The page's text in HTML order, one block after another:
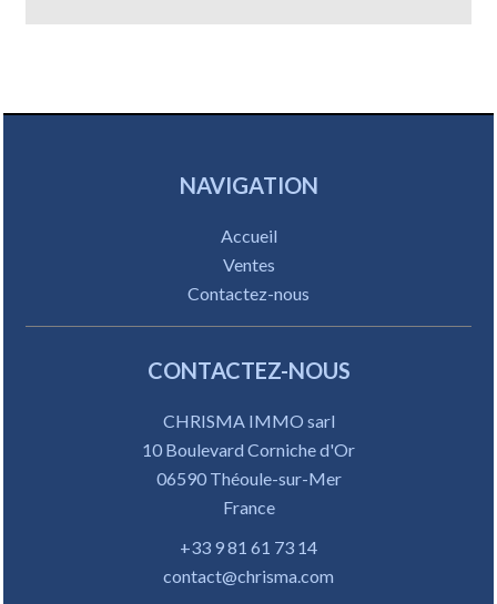
NAVIGATION
Accueil
Ventes
Contactez-nous
CONTACTEZ-NOUS
CHRISMA IMMO sarl
10 Boulevard Corniche d'Or
06590Théoule-sur-Mer
France
+33 9 81 61 73 14
contact@chrisma.com